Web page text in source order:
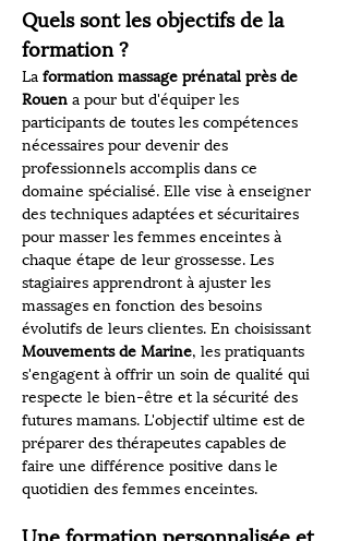
Quels sont les objectifs de la
formation ?
La formation massage prénatal près de
Rouen a pour but d'équiper les
participants de toutes les compétences
nécessaires pour devenir des
professionnels accomplis dans ce
domaine spécialisé. Elle vise à enseigner
des techniques adaptées et sécuritaires
pour masser les femmes enceintes à
chaque étape de leur grossesse. Les
stagiaires apprendront à ajuster les
massages en fonction des besoins
évolutifs de leurs clientes. En choisissant
Mouvements de Marine, les pratiquants
s'engagent à offrir un soin de qualité qui
respecte le bien-être et la sécurité des
futures mamans. L'objectif ultime est de
préparer des thérapeutes capables de
faire une différence positive dans le
quotidien des femmes enceintes.